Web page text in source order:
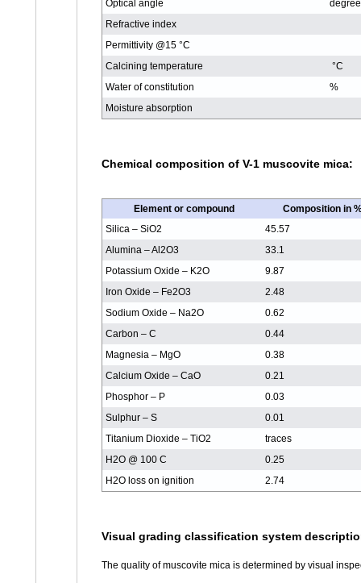
Optical angle
degree
Refractive index
Permittivity @15 °C
Calcining temperature
°C
Water of constitution
%
Moisture absorption
Chemical composition of V-1 muscovite mica:
Element or compound
Composition in
Silica – SiO2
45.57
Alumina – Al2O3
33.1
Potassium Oxide – K2O
9.87
Iron Oxide – Fe2O3
2.48
Sodium Oxide – Na2O
0.62
Carbon – C
0.44
Magnesia – MgO
0.38
Calcium Oxide – CaO
0.21
Phosphor – P
0.03
Sulphur – S
0.01
Titanium Dioxide – TiO2
traces
H2O @ 100 C
0.25
H2O loss on ignition
2.74
Visual grading classification system
The quality of muscovite mica is determined by visual